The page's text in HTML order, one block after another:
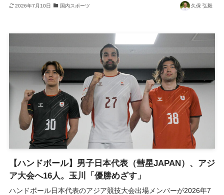
2026年7月10日 国内スポーツ 久保 弘毅
【ハンドボール】男子日本代表（彗星JAPAN）、アジ
ア大会へ16人。玉川「優勝めざす」
ハンドボール日本代表のアジア競技大会出場メンバーが2026年7